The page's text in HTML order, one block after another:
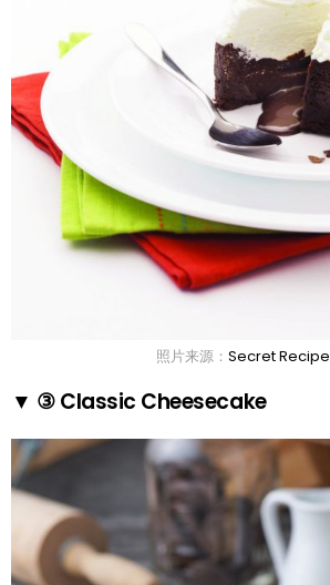
照片来源： Secret Recipe
▼ ③ Classic Cheesecake